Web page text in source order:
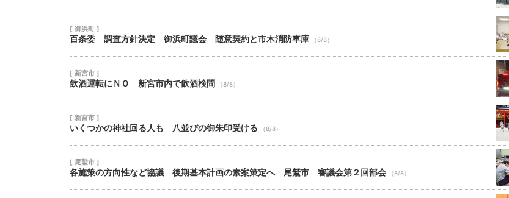
[ 御浜町 ]
百条委 調査方針決定 御浜町議会 随意契約と市木消防車庫 （8/8）
[ 新宮市 ]
飲酒運転にＮＯ 新宮市内で飲酒検問 （8/8）
[ 新宮市 ]
いくつかの神社回る人も 八並びの御朱印受ける （8/8）
[ 尾鷲市 ]
各施策の方向性など協議 後期基本計画の素案策定へ 尾鷲市 審議会第２回部会 （8/8）